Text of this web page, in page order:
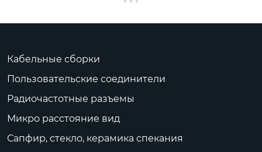
Кабельные сборки
Пользовательские соединители
Радиочастотные разъемы
Микро расстояние вид
Сапфир, стекло, керамика спекания